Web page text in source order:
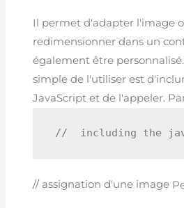
Il permet d'adapter l'image
redimensionner dans un
également être
simple de l'utiliser est
JavaScript et de l'appeler.
//  including the
// assignation d'une image